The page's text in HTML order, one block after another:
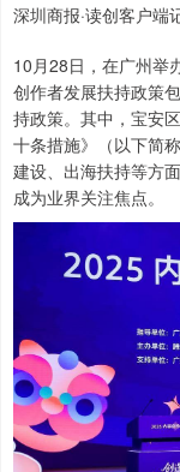
深圳商报·读创客户端
10月28日，在广州举
创作者发展扶持政策
持政策。其中，宝安
十条措施》（以下简
建设、出海扶持等方
成为业界关注焦点。